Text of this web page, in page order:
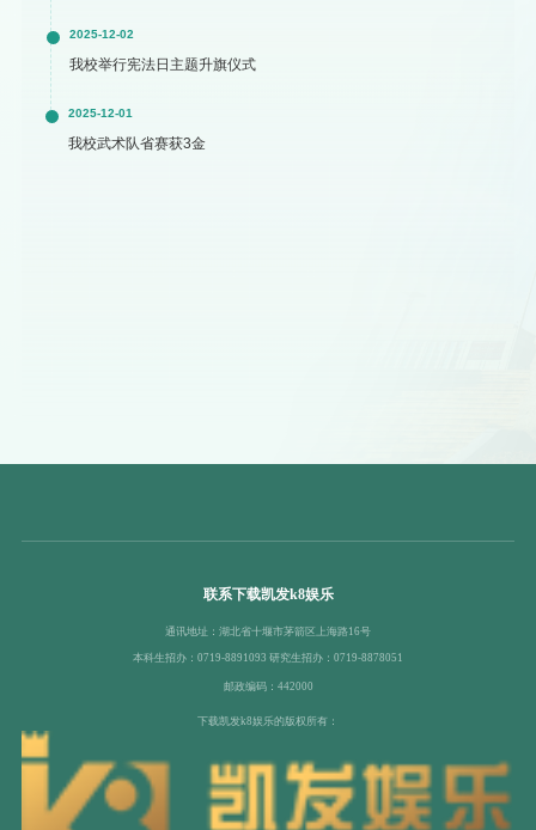
2025-12-02
我校举行宪法日主题升旗仪式
2025-12-01
我校武术队省赛获3金
联系下载凯发k8娱乐
通讯地址：湖北省十堰市茅箭区上海路16号
本科生招办：0719-8891093 研究生招办：0719-8878051
邮政编码：442000
下载凯发k8娱乐的版权所有：